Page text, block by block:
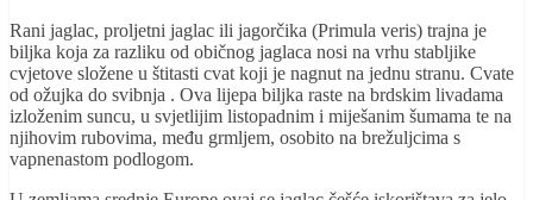
Rani jaglac, proljetni jaglac ili jagorčika (Primula veris) trajna je
biljka koja za razliku od običnog jaglaca nosi na vrhu stabljike
cvjetove složene u štitasti cvat koji je nagnut na jednu stranu. Cvate
od ožujka do svibnja . Ova lijepa biljka raste na brdskim livadama
izloženim suncu, u svjetlijim listopadnim i miješanim šumama te na
njihovim rubovima, među grmljem, osobito na brežuljcima s
vapnenastom podlogom.